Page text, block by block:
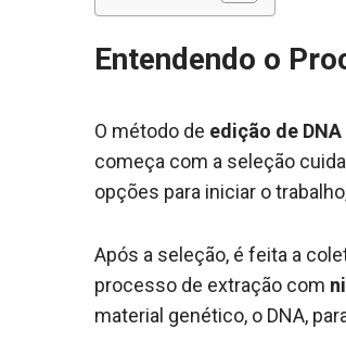
Entendendo o
O método de edição de DNA
começa com a seleção
opções para iniciar o
Após a seleção, é feita a
processo de extração com
material genético, o DNA,